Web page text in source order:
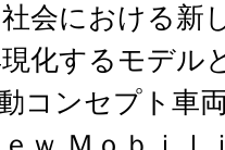
会における新
化するモデル
コンセプト車